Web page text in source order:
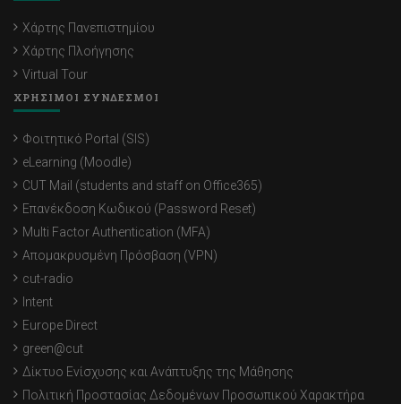
Χάρτης Πανεπιστημίου
Χάρτης Πλοήγησης
Virtual Tour
ΧΡΗΣΙΜΟΙ ΣΥΝΔΕΣΜΟΙ
Φοιτητικό Portal (SIS)
eLearning (Moodle)
CUT Mail (students and staff on Office365)
Επανέκδοση Κωδικού (Password Reset)
Multi Factor Authentication (MFA)
Απομακρυσμένη Πρόσβαση (VPN)
cut-radio
Intent
Europe Direct
green@cut
Δίκτυο Ενίσχυσης και Ανάπτυξης της Μάθησης
Πολιτική Προστασίας Δεδομένων Προσωπικού Χαρακτήρα